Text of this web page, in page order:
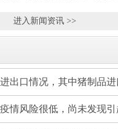
进入新闻资讯 >>
出口情况，其中猪制品进